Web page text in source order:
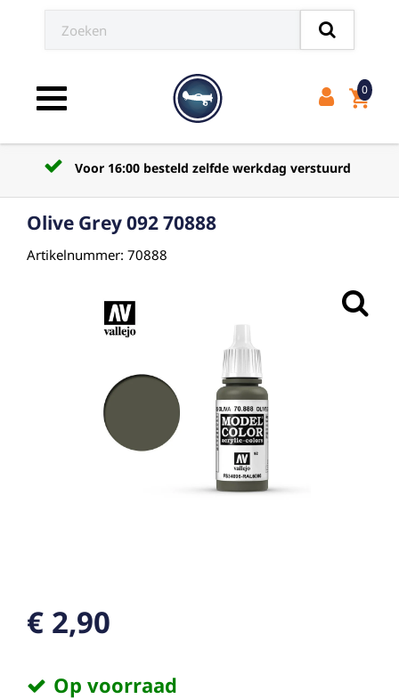
Toggle navigation shopping_cart
0
Voor 16:00 besteld zelfde werkdag verstuurd
Olive Grey 092 70888
Artikelnummer: 70888
€ 2,90
Op voorraad